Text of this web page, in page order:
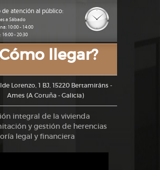
de atención al público:
a Sábado
10:00 - 14:00
16:00 - 20:30
llegar?
Lorenzo, 1 BJ, 15220 Bertamiráns -
Ames (A Coruña - Galicia)
integral de la vivienda
y gestión de herencias
legal y financiera